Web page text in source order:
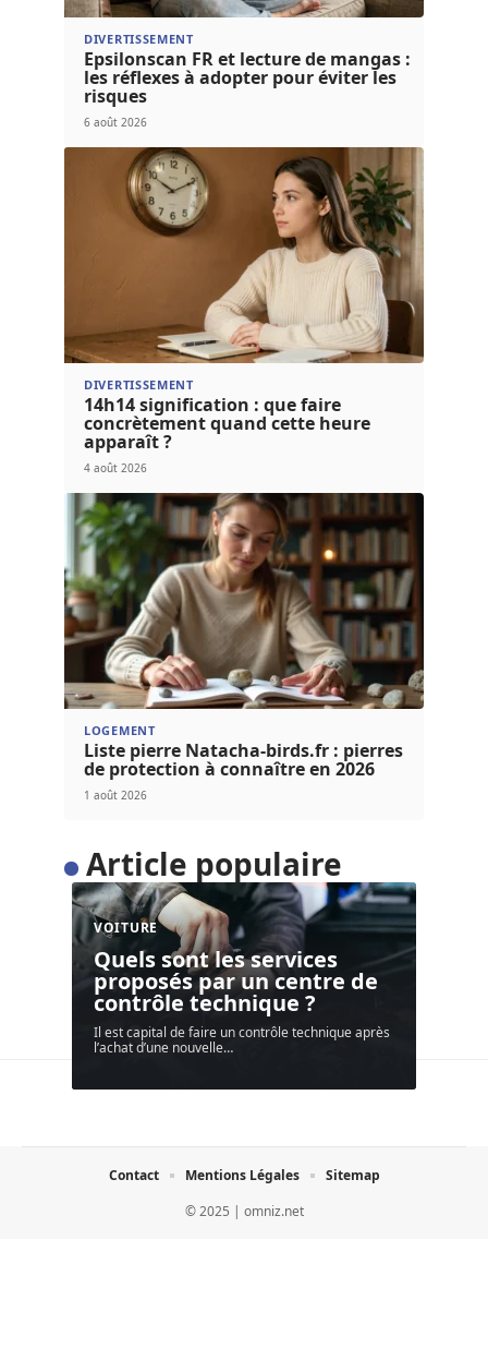
DIVERTISSEMENT
Epsilonscan FR et lecture de mangas :
les réflexes à adopter pour éviter les
risques
6 août 2026
DIVERTISSEMENT
14h14 signification : que faire
concrètement quand cette heure
apparaît ?
4 août 2026
LOGEMENT
Liste pierre Natacha-birds.fr : pierres
de protection à connaître en 2026
1 août 2026
Article populaire
VOITURE
Quels sont les services
proposés par un centre de
contrôle technique ?
Il est capital de faire un contrôle technique après
l’achat d’une nouvelle…
© 2025 | omniz.net
Contact Mentions Légales Sitemap